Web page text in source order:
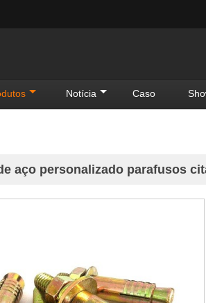
Notícia Caso
aço personalizado parafusos